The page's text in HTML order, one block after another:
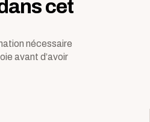
cet
nécessaire
avant d’avoir